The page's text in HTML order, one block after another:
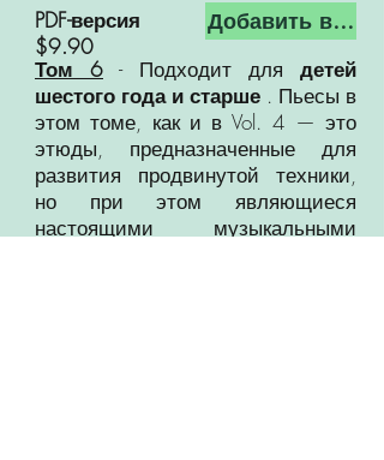
PDF-версия
$9.90
Добавить в
Том 6 - Подходит для детей
шестого года и старше . Пьесы в
этом томе, как и в Vol. 4 — это
этюды, предназначенные для
развития продвинутой техники,
но при этом являющиеся
настоящими музыкальными